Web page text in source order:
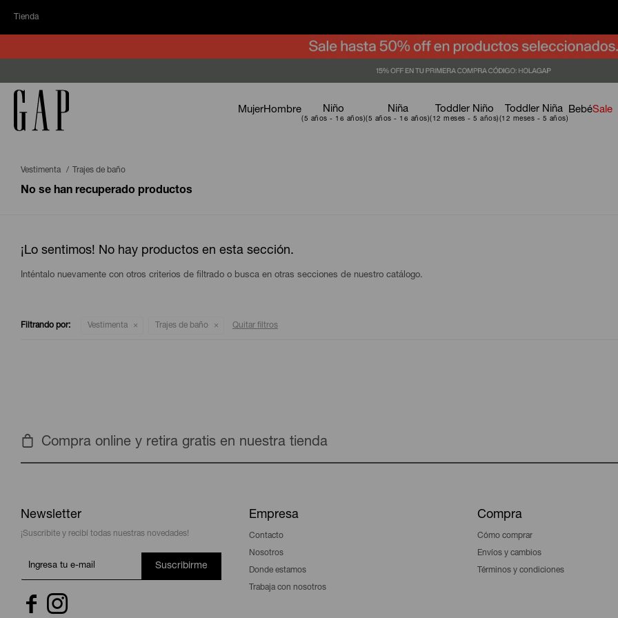
Tienda
MujerHombre Niño Niña Toddler Niño Toddler Niña BebéSale
Vestimenta Trajes de baño
No se han recuperado productos
¡Lo sentimos! No hay productos en esta sección.
Inténtalo nuevamente con otros criterios de filtrado o busca en otras secciones de nuestro catálogo.
Filtrando por: Vestimenta Trajes de baño Quitar filtros
Compra online y retira gratis en nuestra tienda
Newsletter
¡Suscribite y recibí todas nuestras novedades!
Suscribirme
 
Empresa
Contacto
Nosotros
Donde estamos
Trabaja con nosotros
Compra
Cómo comprar
Envíos y cambios
Términos y condiciones